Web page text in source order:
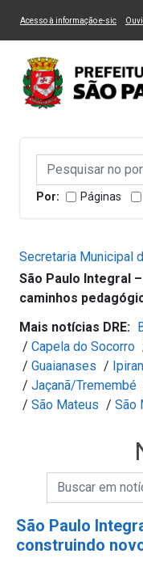
Ir ao Conteúdo Ir
Alternar Alto Contraste
Acesso à informação e-sic(Link
Campo de
Campo de Busca de
Por: Páginas
Secretaria Municipal
São Paulo Integral
caminhos
Mais notícias DRE:
/ Capela do Socorro
/ Guaianases /
/ Jaçanã/Tremembé
/ São Mateus / São
Campo
Campo de
São Paulo
construindo